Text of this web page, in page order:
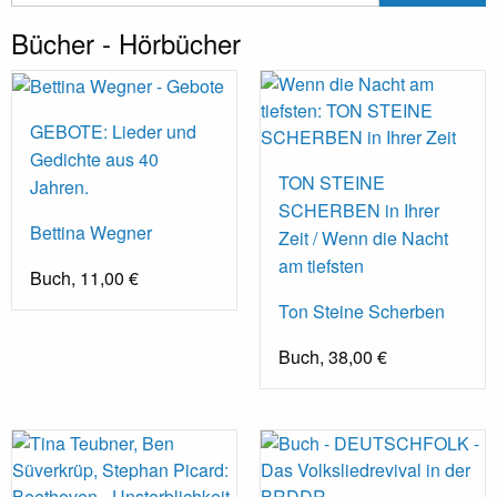
Bücher - Hörbücher
GEBOTE: Lieder und
Gedichte aus 40
Jahren.
Bettina Wegner
Buch, 11,00 €
TON STEINE
SCHERBEN in Ihrer
Zeit / Wenn die Nacht
am tiefsten
Ton Steine Scherben
Buch, 38,00 €